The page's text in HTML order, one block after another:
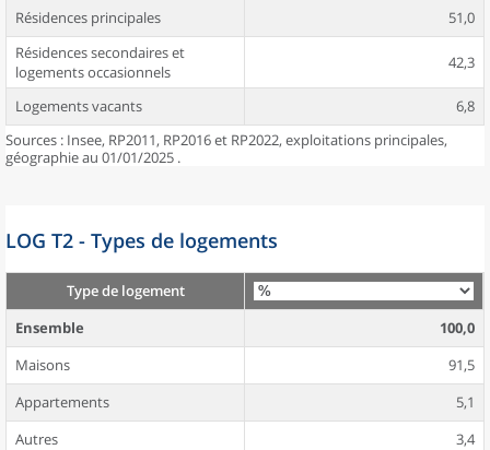
Résidences principales
51,0
Résidences secondaires et
logements occasionnels
42,3
Logements vacants
6,8
Sources : Insee, RP2011, RP2016 et RP2022, exploitations principales,
géographie au 01/01/2025 .
LOG T2 - Types de logements
Type de logement
Ensemble
100,0
Maisons
91,5
Appartements
5,1
Autres
3,4